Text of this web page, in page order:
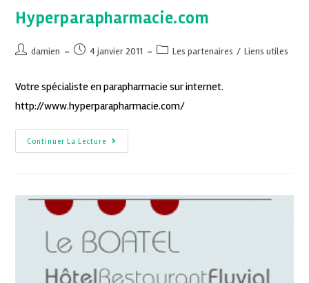
Hyperparapharmacie.com
damien 4 janvier 2011 Les partenaires / Liens utiles
Votre spécialiste en parapharmacie sur internet.
http://www.hyperparapharmacie.com/
Continuer La Lecture